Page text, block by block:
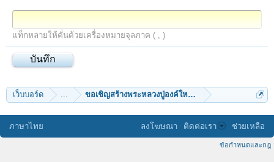
แท็กหลายให้คั่นด้วยเครื่องหมายจุลภาค ( , )
เว็บบอร์ด ... ขอเชิญสร้างพระหลวงปู่องค์ใหญ่ให้แล้วเสร็จ
ภาษาไทย ลงโฆษณา ติดต่อเรา ช่วยเหลือ
ข้อกำหนดและกฎ